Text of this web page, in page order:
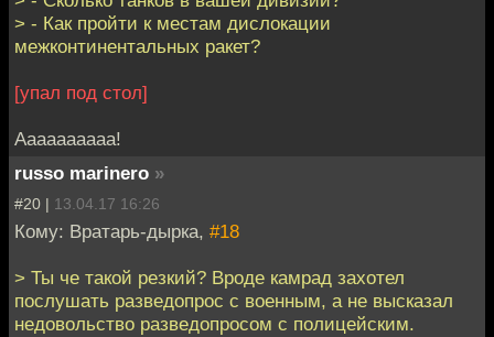
> - Как пройти к местам дислокации
межконтинентальных ракет?
[упал под стол]
Аааааааааа!
russo marinero »
#20 | 13.04.17 16:26
Кому: Вратарь-дырка, #18
> Ты че такой резкий? Вроде камрад захотел
послушать разведопрос с военным, а не высказал
недовольство разведопросом с полицейским.